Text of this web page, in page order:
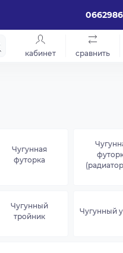
кабинет сравнить
Чугунная
футорка
Чугунный
тройник
Чугунный